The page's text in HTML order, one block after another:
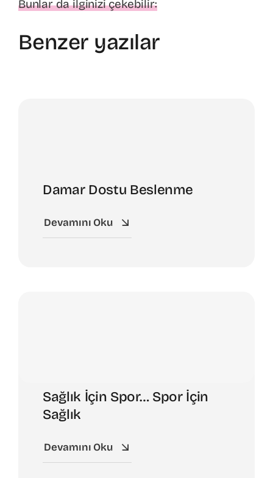
Bunlar da ilginizi çekebilir:
Benzer yazılar
Damar Dostu Beslenme
Devamını Oku
Sağlık İçin Spor… Spor İçin
Sağlık
Devamını Oku